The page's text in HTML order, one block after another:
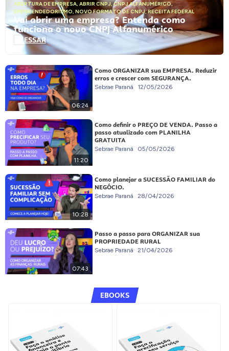
ABERTURA DE EMPRESA, ABRIR CNPJ,CNPJ ALFANUMÉRICO,
EMPREENDEDORISMO, NOVO FORMATO DE CNPJ,RECEITA FEDERAL
Vai abrir uma empresa? Entenda como
funciona o novo CNPJ Alfanumérico
ACESSAR
06:24
Como ORGANIZAR sua EMPRESA. Reduzir
erros e crescer com SEGURANÇA.
Sebrae Paraná 12/05/2026
11:20
Como definir o PREÇO DE VENDA. Passo a
passo atualizado com PLANILHA
GRATUITA
Sebrae Paraná 05/05/2026
10:28
Como planejar a SUCESSÃO FAMILIAR do
NEGÓCIO.
Sebrae Paraná 28/04/2026
07:43
Passo a passo para ORGANIZAR sua
PROPRIEDADE RURAL
Sebrae Paraná 21/04/2026
EBOOKS